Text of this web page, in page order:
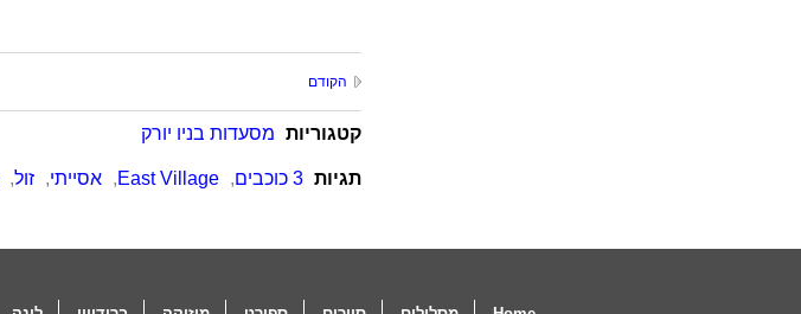
הקודם
קטגוריות מסעדות בניו יורק
תגיות 3 כוכבים ,
East Village
, אסייתי, זול,